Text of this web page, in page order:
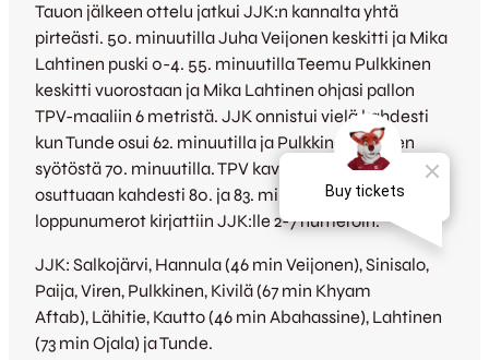
Tauon jälkeen ottelu jatkui JJK:n kannalta yhtä
pirteästi. 50. minuutilla Juha Veijonen keskitti ja Mika
Lahtinen puski 0-4. 55. minuutilla Teemu Pulkkinen
keskitti vuorostaan ja Mika Lahtinen ohjasi pallon
TPV-maaliin 6 metristä. JJK onnistui vielä kahdesti
kun Tunde osui 62. minuutilla ja Pulkkinen Tunden
syötöstä 70. minuutilla. TPV kavensi lopussa
osuttuaan kahdesti 80. ja 83. minuutilla ja näin
loppunumerot kirjattiin JJK:lle 2-7 numeroin.
JJK: Salkojärvi, Hannula (46 min Veijonen), Sinisalo,
Paija, Viren, Pulkkinen, Kivilä (67 min Khyam
Aftab), Lähitie, Kautto (46 min Abahassine), Lahtinen
(73 min Ojala) ja Tunde.